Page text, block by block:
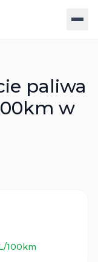
paliwa
w
100km